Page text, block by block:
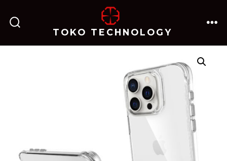
TOKO TECHNOLOGY